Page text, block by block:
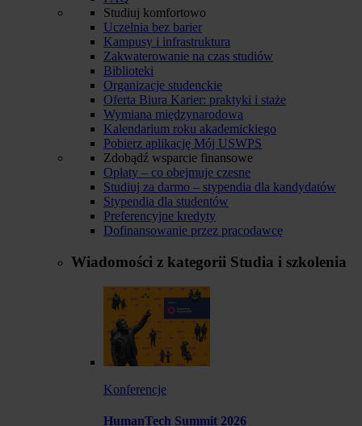
Studiuj komfortowo
Uczelnia bez barier
Kampusy i infrastruktura
Zakwaterowanie na czas studiów
Biblioteki
Organizacje studenckie
Oferta Biura Karier: praktyki i staże
Wymiana międzynarodowa
Kalendarium roku akademickiego
Pobierz aplikację Mój USWPS
Zdobądź wsparcie finansowe
Opłaty – co obejmuje czesne
Studiuj za darmo – stypendia dla kandydatów
Stypendia dla studentów
Preferencyjne kredyty
Dofinansowanie przez pracodawcę
Wiadomości z kategorii Studia i szkolenia
Konferencje
HumanTech Summit 2026